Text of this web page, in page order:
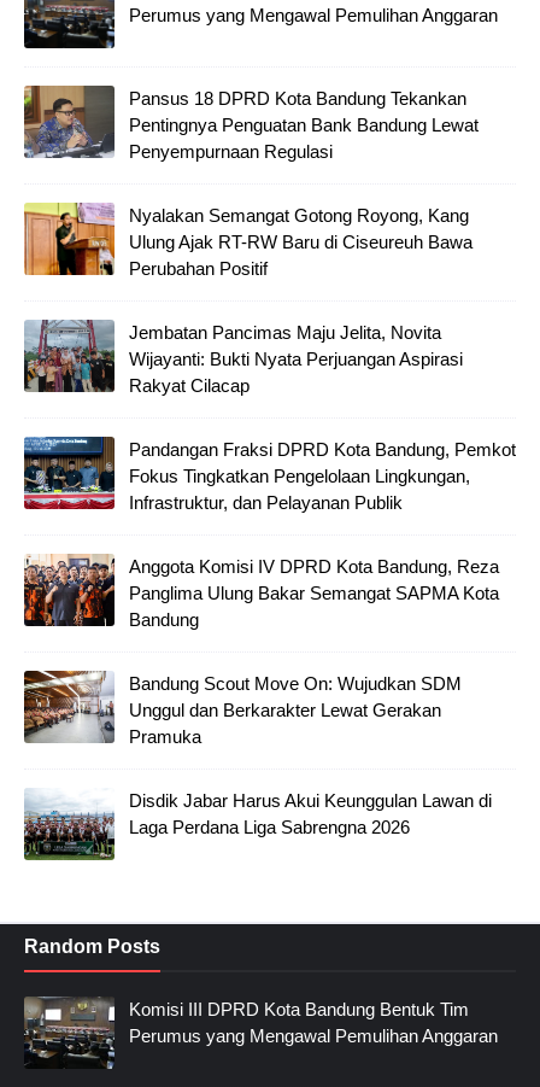
Perumus yang Mengawal Pemulihan Anggaran
Pansus 18 DPRD Kota Bandung Tekankan
Pentingnya Penguatan Bank Bandung Lewat
Penyempurnaan Regulasi
Nyalakan Semangat Gotong Royong, Kang
Ulung Ajak RT-RW Baru di Ciseureuh Bawa
Perubahan Positif
Jembatan Pancimas Maju Jelita, Novita
Wijayanti: Bukti Nyata Perjuangan Aspirasi
Rakyat Cilacap
Pandangan Fraksi DPRD Kota Bandung, Pemkot
Fokus Tingkatkan Pengelolaan Lingkungan,
Infrastruktur, dan Pelayanan Publik
Anggota Komisi IV DPRD Kota Bandung, Reza
Panglima Ulung Bakar Semangat SAPMA Kota
Bandung
Bandung Scout Move On: Wujudkan SDM
Unggul dan Berkarakter Lewat Gerakan
Pramuka
Disdik Jabar Harus Akui Keunggulan Lawan di
Laga Perdana Liga Sabrengna 2026
Random Posts
Komisi III DPRD Kota Bandung Bentuk Tim
Perumus yang Mengawal Pemulihan Anggaran